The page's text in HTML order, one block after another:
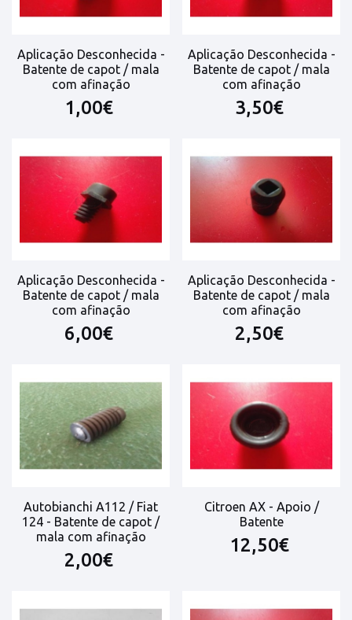
Aplicação Desconhecida -
Batente de capot / mala
com afinação
1,00€
Aplicação Desconhecida -
Batente de capot / mala
com afinação
3,50€
Aplicação Desconhecida -
Batente de capot / mala
com afinação
6,00€
Aplicação Desconhecida -
Batente de capot / mala
com afinação
2,50€
Autobianchi A112 / Fiat
124 - Batente de capot /
mala com afinação
2,00€
Citroen AX - Apoio /
Batente
12,50€